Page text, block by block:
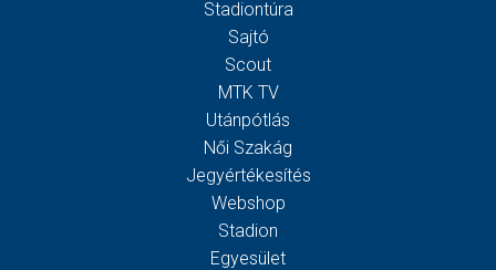
Stadiontúra
Sajtó
Scout
MTK TV
Utánpótlás
Női Szakág
Jegyértékesítés
Webshop
Stadion
Egyesület